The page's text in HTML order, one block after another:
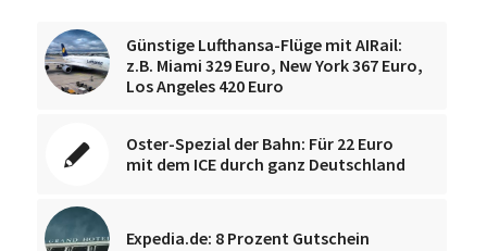
Günstige Lufthansa-Flüge mit AIRail:
z.B. Miami 329 Euro, New York 367 Euro,
Los Angeles 420 Euro
Oster-Spezial der Bahn: Für 22 Euro
mit dem ICE durch ganz Deutschland
Expedia.de: 8 Prozent Gutschein